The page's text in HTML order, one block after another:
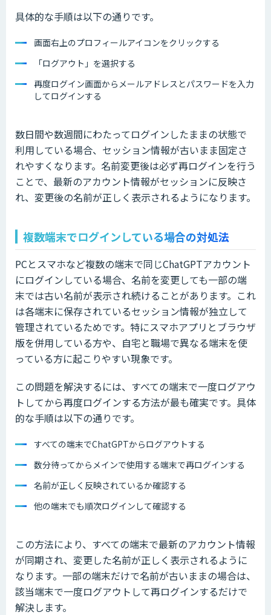
具体的な手順は以下の通りです。
画面右上のプロフィールアイコンをクリックする
「ログアウト」を選択する
再度ログイン画面からメールアドレスとパスワードを入力
してログインする
数日間や数週間にわたってログインしたままの状態で
利用している場合、セッション情報が古いまま固定さ
れやすくなります。名前変更後は必ず再ログインを行う
ことで、最新のアカウント情報がセッションに反映さ
れ、変更後の名前が正しく表示されるようになります。
複数端末でログインしている場合の対処法
PCとスマホなど複数の端末で同じChatGPTアカウント
にログインしている場合、名前を変更しても一部の端
末では古い名前が表示され続けることがあります。これ
は各端末に保存されているセッション情報が独立して
管理されているためです。特にスマホアプリとブラウザ
版を併用している方や、自宅と職場で異なる端末を使
っている方に起こりやすい現象です。
この問題を解決するには、すべての端末で一度ログアウ
トしてから再度ログインする方法が最も確実です。具体
的な手順は以下の通りです。
すべての端末でChatGPTからログアウトする
数分待ってからメインで使用する端末で再ログインする
名前が正しく反映されているか確認する
他の端末でも順次ログインして確認する
この方法により、すべての端末で最新のアカウント情報
が同期され、変更した名前が正しく表示されるように
なります。一部の端末だけで名前が古いままの場合は、
該当端末で一度ログアウトして再ログインするだけで
解決します。